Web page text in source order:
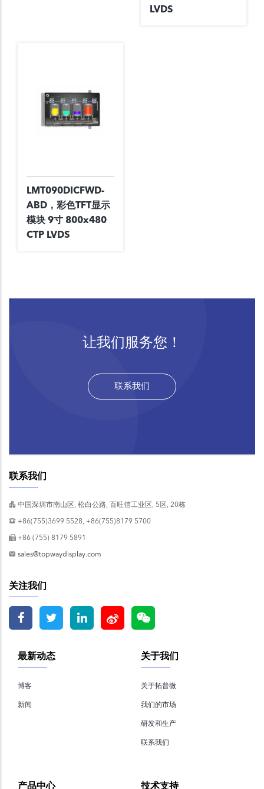
LVDS
LMT090DICFWD-
ABD，彩色TFT显示
模块 9寸 800x480
CTP LVDS
让我们服务您！
联系我们
联系我们
中国深圳市南山区, 松白公路, 百旺信工业区, 5区, 20栋
+86(755)3699 5528, +86(755)8179 5700
+86 (755) 8179 5891
sales@topwaydisplay.com
关注我们
关于我们
关于拓普微
我们的市场
研发和生产
联系我们
最新动态
博客
新闻
技术支持
产品中心